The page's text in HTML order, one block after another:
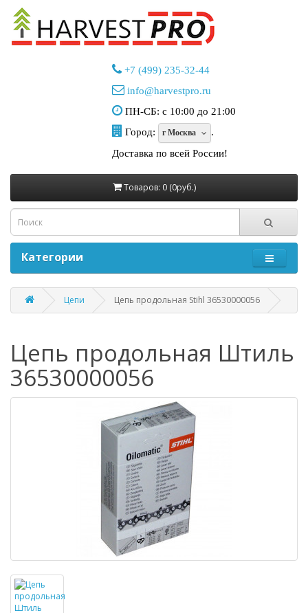
+7 (499) 235-32-44
info@harvestpro.ru
ПН-СБ: с 10:00 до 21:00
Город:
г Москва
.
Доставка по всей России!
Товаров: 0 (0руб.)
Категории
Цепи Цепь продольная Stihl 36530000056
Цепь продольная Штиль
36530000056